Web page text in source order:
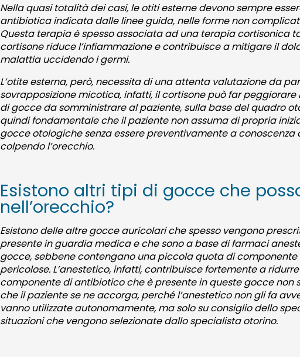
Nella quasi totalità dei casi, le otiti esterne devono sempre
antibiotica indicata dalle linee guida, nelle forme non
Questa terapia è spesso associata ad una terapia cortisonica
cortisone riduce l’infiammazione e contribuisce a mitigare il
malattia uccidendo i germi.
L’otite esterna, però, necessita di una attenta valutazione da
sovrapposizione micotica, infatti, il cortisone può far peggiorare
di gocce da somministrare al paziente, sulla base del quadro
quindi fondamentale che il paziente non assuma di propria
gocce otologiche senza essere preventivamente a
colpendo l’orecchio.
Esistono altri tipi di gocce che
nell’orecchio?
Esistono delle altre gocce auricolari che spesso vengono
presente in guardia medica e che sono a base di farmaci
gocce, sebbene contengano una piccola quota di
pericolose. L’anestetico, infatti, contribuisce fortemente a
componente di antibiotico che è presente in queste gocce non
che il paziente se ne accorga, perché l’anestetico non gli fa
vanno utilizzate autonomamente, ma solo su consiglio dello
situazioni che vengono selezionate dallo specialista otorino.